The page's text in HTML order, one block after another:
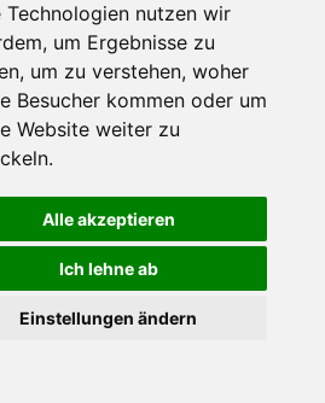
Technologien nutzen wir
um Ergebnisse zu
um zu verstehen, woher
Besucher kommen oder um
Website weiter zu
Alle akzeptieren
Ich lehne ab
Einstellungen ändern
“